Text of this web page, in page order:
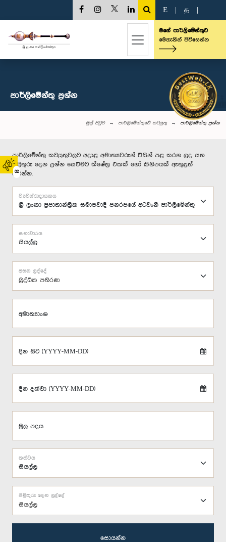
02
E த
මගේ පාර්ලිමේන්තුව
මෙතැනින් පිවිසෙන්න
පාර්ලි‌මේන්තු‌ ප්‍රශ්න
මුල් පිටුව පාර්ලිමේන්තුවේ කටයුතු පාර්ලි‌මේන්තු‌ ප්‍රශ්න
පාර්ලිමේන්තු කටයුතුවලට අදාළ අමාත්‍යවරුන් විසින් පළ කරන ලද සහ
පිළිතුරු දෙන ප්‍රශ්න සෙවීමට ක්ෂේත්‍ර එකක් හෝ කිහිපයක් ඇතුළත්
කරන්න.
ව්‍යවස්ථාදායකය
සභාවාරය
බුද්ධික පතිරණ
අසන ලද්දේ
අමාත්‍යාංශ
දින සිට (YYYY-MM-DD)
දින දක්වා (YYYY-MM-DD)
මූල පදය
තත්වය
සියල්ල
පිළිතුරු දෙන ලද්දේ
සොයන්න